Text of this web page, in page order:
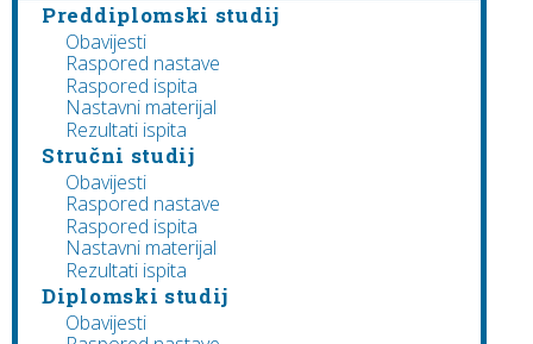
Preddiplomski studij
Obavijesti
Raspored nastave
Raspored ispita
Nastavni materijal
Rezultati ispita
Stručni studij
Obavijesti
Raspored nastave
Raspored ispita
Nastavni materijal
Rezultati ispita
Diplomski studij
Obavijesti